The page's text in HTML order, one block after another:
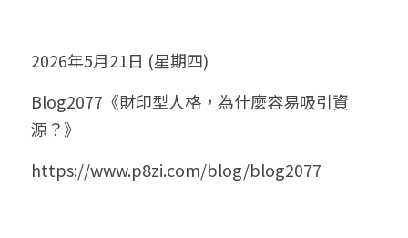
2026年5月21日 (星期四)
Blog2077《財印型人格，為什麼容易吸引資
源？》
https://www.p8zi.com/blog/blog2077